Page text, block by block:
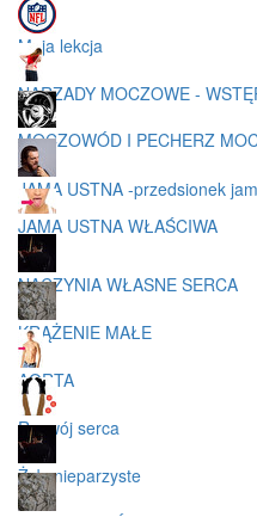
Moja lekcja
NARZADY MOCZOWE -
MOCZOWÓD I PECHERZ
JAMA USTNA -przedsionek
JAMA USTNA WŁAŚCIWA
NACZYNIA WŁASNE SERCA
KRĄŻENIE MAŁE
AORTA
Rozwój serca
Żyły nieparzyste